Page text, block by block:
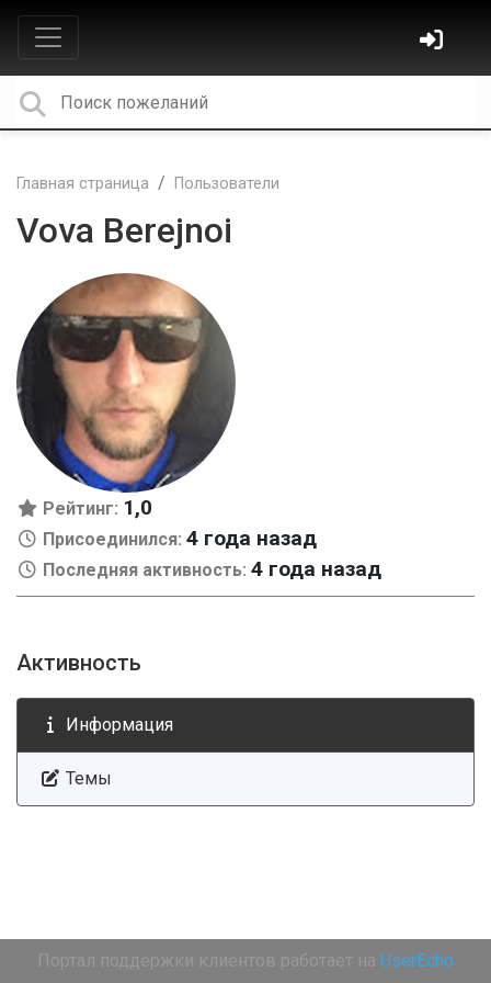
Главная страница Пользователи
Vova Berejnoi
Рейтинг: 1,0
Присоединился: 4 года назад
Последняя активность: 4 года назад
Активность
Информация
Темы
Портал поддержки клиентов работает на UserEcho